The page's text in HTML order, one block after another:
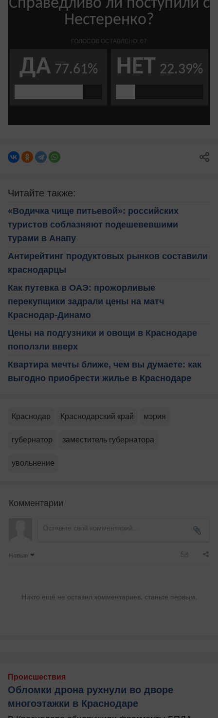
Читайте также:
«Водичка чище питьевой»: российских
туристов соблазняют подешевевшими
турами в Анапу
Антирейтинг продуктовых рынков составили
краснодарцы
Как путевка в ОАЭ: прожорливые
перекупщики задрали цены на матч
Краснодар-Динамо
Цены на подгузники и овощи в Краснодаре
поползли вверх
Квартира мечты ближе, чем вы думаете: как
выгодно приобрести жилье в Краснодаре
Краснодар Краснодарский край мэрия
губернатор заместитель губернатора
увольнение
Комментарии
Новые
Никто ещё не оставил комментариев, станьте первым.
Происшествия
Обломки дрона рухнули во дворе
многоэтажки в Краснодаре